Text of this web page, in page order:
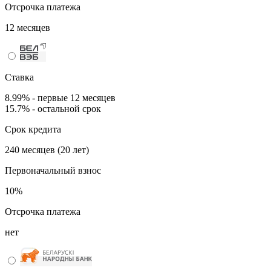
Отсрочка платежа
12 месяцев
Ставка
8.99% - первые 12 месяцев
15.7% - остальной срок
Срок кредита
240 месяцев (20 лет)
Первоначальный взнос
10%
Отсрочка платежа
нет